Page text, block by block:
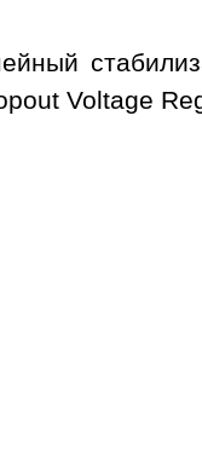
Voltage